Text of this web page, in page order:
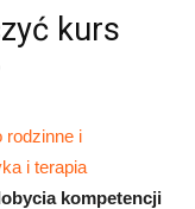
kurs
rodzinne i
i terapia
kompetencji